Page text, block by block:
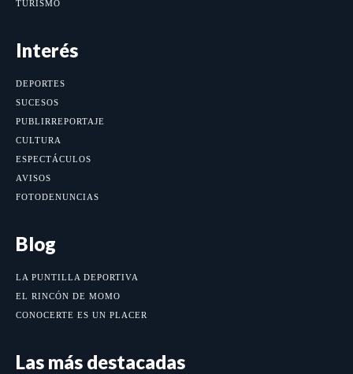
TURISMO
Interés
DEPORTES
SUCESOS
PUBLIRREPORTAJE
CULTURA
ESPECTÁCULOS
AVISOS
FOTODENUNCIAS
Blog
LA PUNTILLA DEPORTIVA
EL RINCÓN DE MOMO
CONOCERTE ES UN PLACER
Las más destacadas